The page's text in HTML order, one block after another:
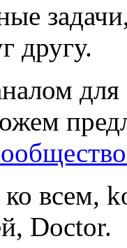
другу.
всем,
Doctor.